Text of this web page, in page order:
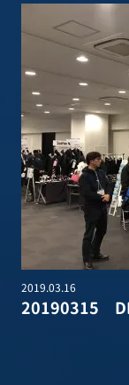
2019.03.16
20190315